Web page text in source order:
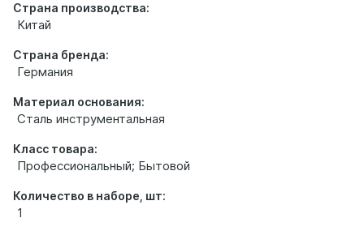
Страна производства:
Китай
Страна бренда:
Германия
Материал основания:
Сталь инструментальная
Класс товара:
Профессиональный; Бытовой
Количество в наборе, шт:
1